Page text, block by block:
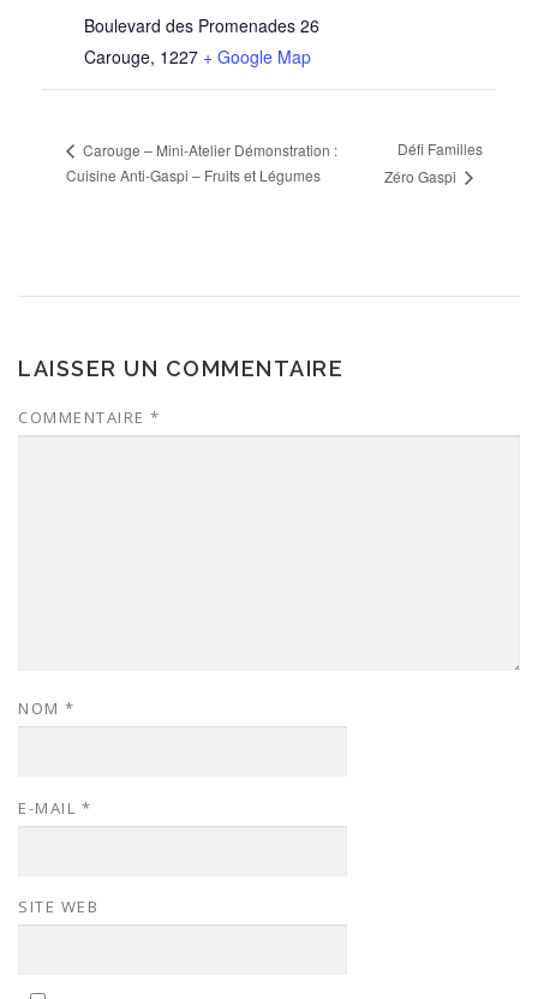
Boulevard des Promenades 26
Carouge, 1227 + Google Map
Carouge – Mini-Atelier Démonstration :
Cuisine Anti-Gaspi – Fruits et Légumes
Défi Familles
Zéro Gaspi
LAISSER UN COMMENTAIRE
COMMENTAIRE *
NOM *
E-MAIL *
SITE WEB